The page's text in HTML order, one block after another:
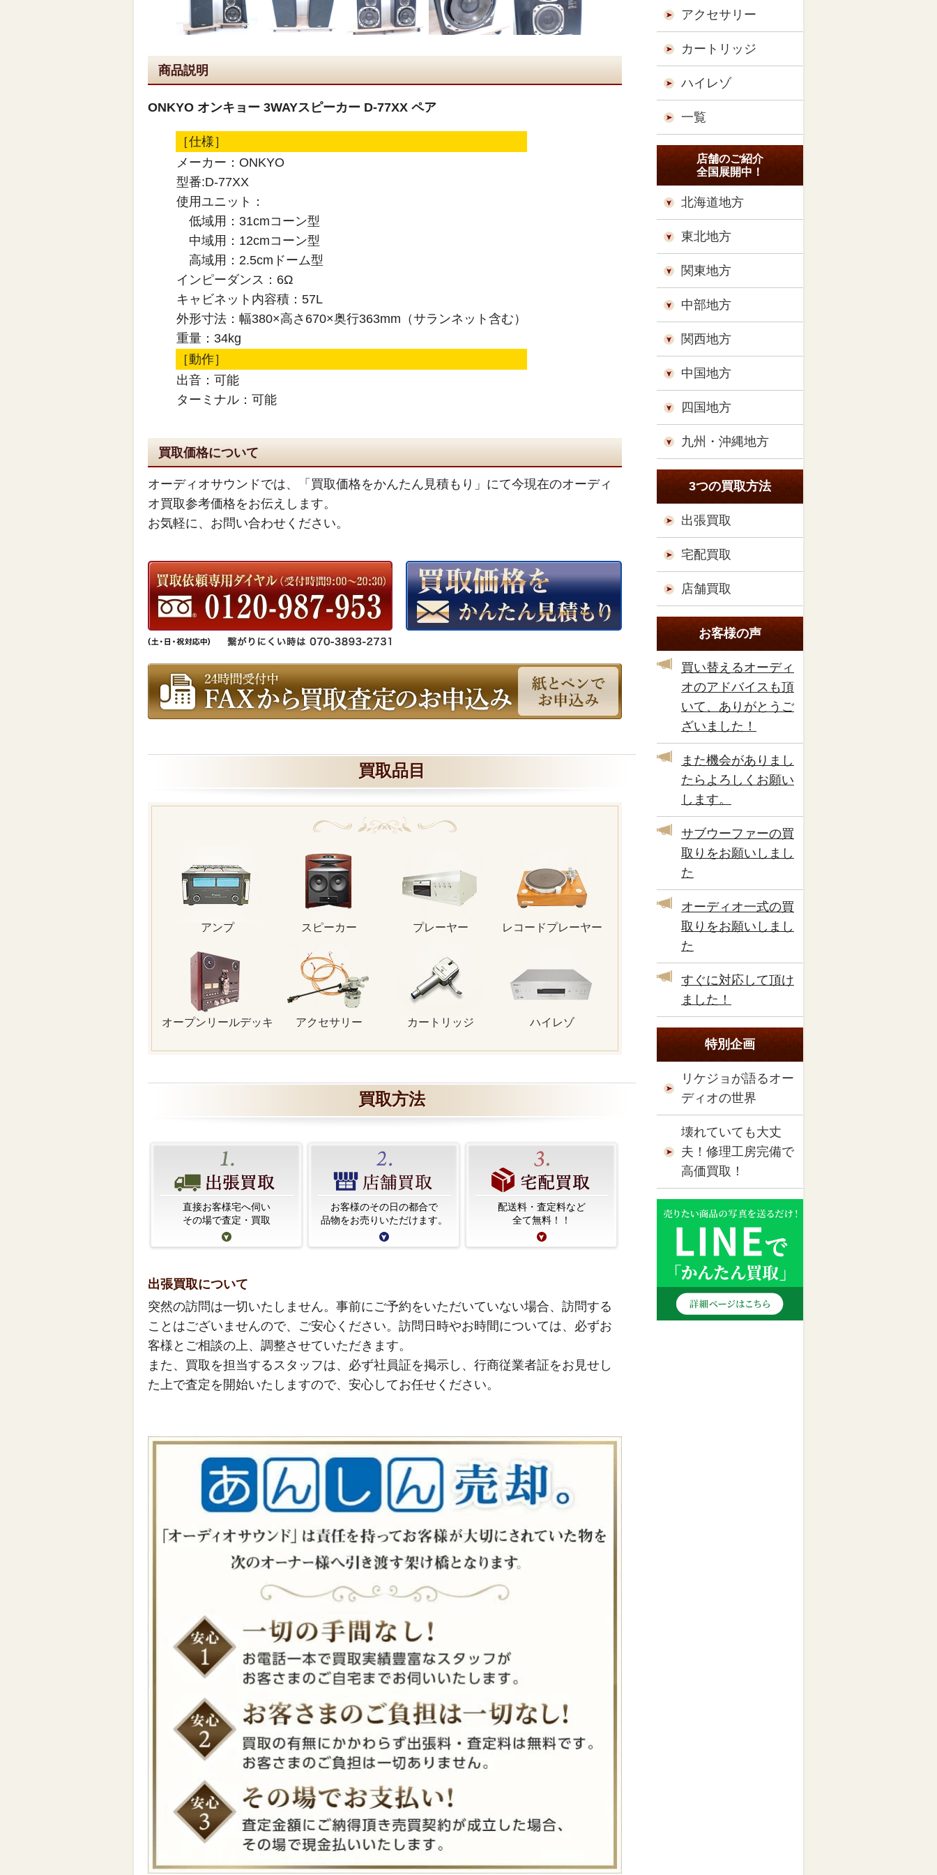
商品説明
ONKYO オンキョー 3WAYスピーカー D-77XX ペア
［仕様］
メーカー：ONKYO
型番:D-77XX
使用ユニット：
低域用：31cmコーン型
中域用：12cmコーン型
高域用：2.5cmドーム型
インピーダンス：6Ω
キャビネット内容積：57L
外形寸法：幅380×高さ670×奥行363mm（サランネット含む）
重量：34kg
［動作］
出音：可能
ターミナル：可能
買取価格について
オーディオサウンドでは、「買取価格をかんたん見積もり」にて今現在のオーディ
オ買取参考価格をお伝えします。
お気軽に、お問い合わせください。
買取品目
アンプ スピーカー プレーヤー レコードプレーヤー
オープンリールデッキ アクセサリー カートリッジ ハイレゾ
買取方法
直接お客様宅へ伺い
その場で査定・買取
お客様のその日の都合で
品物をお売りいただけます。
配送料・査定料など
全て無料！！
出張買取について
突然の訪問は一切いたしません。事前にご予約をいただいていない場合、訪問する
ことはございませんので、ご安心ください。訪問日時やお時間については、必ずお
客様とご相談の上、調整させていただきます。
また、買取を担当するスタッフは、必ず社員証を掲示し、行商従業者証をお見せし
た上で査定を開始いたしますので、安心してお任せください。
アクセサリー
カートリッジ
ハイレゾ
一覧
店舗のご紹介
全国展開中！
北海道地方
東北地方
関東地方
中部地方
関西地方
中国地方
四国地方
九州・沖縄地方
3つの買取方法
出張買取
宅配買取
店舗買取
お客様の声
買い替えるオーディ
オのアドバイスも頂
いて、ありがとうご
ざいました！
また機会がありまし
たらよろしくお願い
します。
サブウーファーの買
取りをお願いしまし
た
オーディオ一式の買
取りをお願いしまし
た
すぐに対応して頂け
ました！
特別企画
リケジョが語るオー
ディオの世界
壊れていても大丈
夫！修理工房完備で
高価買取！